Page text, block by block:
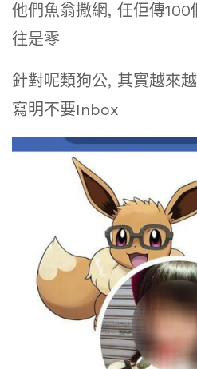
他們魚翁撒網, 任佢傳
往是零
針對呢類狗公, 其實越來
寫明不要Inbox